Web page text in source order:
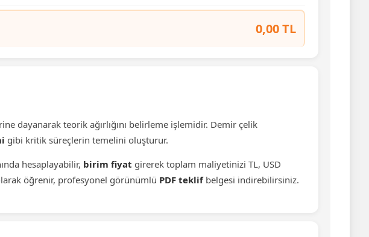
0,00 TL
dayanarak teorik ağırlığını belirleme işlemidir. Demir çelik
gibi kritik süreçlerin temelini oluşturur.
hesaplayabilir, birim fiyat girerek toplam maliyetinizi TL, USD
öğrenir, profesyonel görünümlü PDF teklifbelgesi indirebilirsiniz.